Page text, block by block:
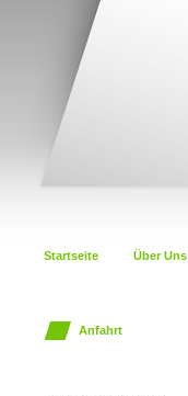
Startseite Über Uns
Anfahrt